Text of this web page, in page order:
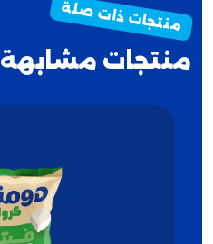
منتجات مشابهة